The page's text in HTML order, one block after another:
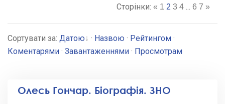
Сторінки: « 1 2 3 4 ... 6 7 »
Сортувати за: Датою · Назвою · Рейтингом ·
Коментарями · Завантаженнями · Просмотрам
Олесь Гончар. Біографія. ЗНО